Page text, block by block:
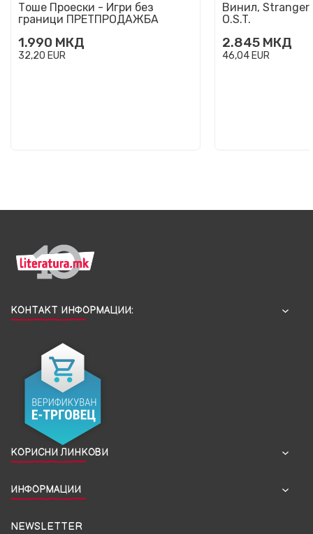
Тоше Проески - Игри без
граници ПРЕТПРОДАЖБА
1.990 МКД
32,20 EUR
Винил, Stranger
O.S.T.
2.845 МКД
46,04EUR
КОНТАКТ ИНФОРМАЦИИ:
КОРИСНИ ЛИНКОВИ
ИНФОРМАЦИИ
NEWSLETTER